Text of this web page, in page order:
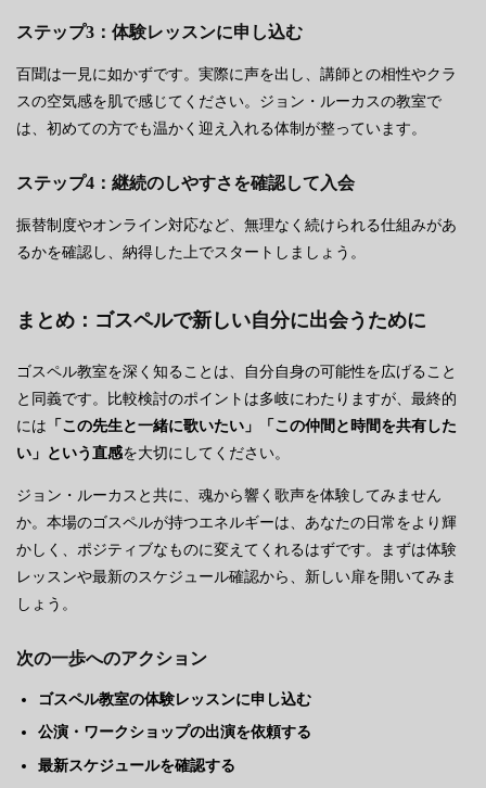
ステップ3：体験レッスンに申し込む
百聞は一見に如かずです。実際に声を出し、講師との相性やクラ
スの空気感を肌で感じてください。ジョン・ルーカスの教室で
は、初めての方でも温かく迎え入れる体制が整っています。
ステップ4：継続のしやすさを確認して入会
振替制度やオンライン対応など、無理なく続けられる仕組みがあ
るかを確認し、納得した上でスタートしましょう。
まとめ：ゴスペルで新しい自分に出会うために
ゴスペル教室を深く知ることは、自分自身の可能性を広げること
と同義です。比較検討のポイントは多岐にわたりますが、最終的
には 「この先生と一緒に歌いたい」「この仲間と時間を共有した
い」という直感を大切にしてください。
ジョン・ルーカスと共に、魂から響く歌声を体験してみません
か。本場のゴスペルが持つエネルギーは、あなたの日常をより輝
かしく、ポジティブなものに変えてくれるはずです。まずは体験
レッスンや最新のスケジュール確認から、新しい扉を開いてみま
しょう。
次の一歩へのアクション
ゴスペル教室の体験レッスンに申し込む
公演・ワークショップの出演を依頼する
最新スケジュールを確認する